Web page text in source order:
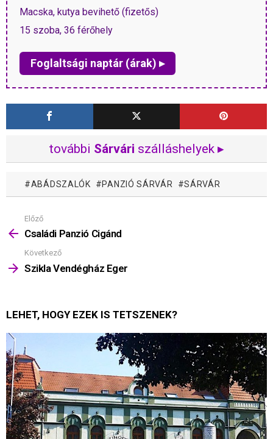
Macska, kutya bevihető (fizetős)
15 szoba, 36 férőhely
Foglaltsági naptár (árak) ▸
további Sárvári szálláshelyek ▸
ABÁDSZALÓK PANZIÓ SÁRVÁR SÁRVÁR
Mutass
többet
Előző
Családi Panzió Cigánd
Következő
Szikla Vendégház Eger
LEHET, HOGY EZEK IS TETSZENEK?